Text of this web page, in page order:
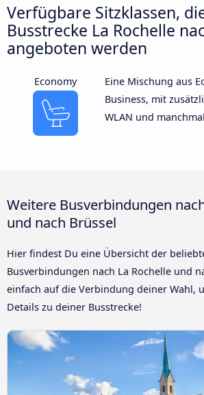
Verfügbare Sitzklassen,
Busstrecke La Rochelle
angeboten werden
Economy
Eine Mischung aus
Business, mit
WLAN und
Weitere Busverbindungen
und nach Brüssel
Hier findest Du eine Übersicht der
Busverbindungen nach La Rochelle und
einfach auf die Verbindung deiner Wahl,
Details zu deiner Busstrecke!